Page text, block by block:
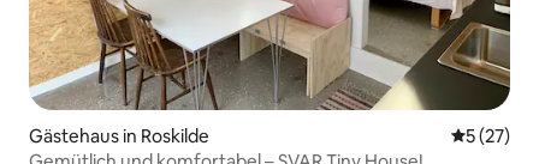
Gästehaus in Roskilde
5 (27)